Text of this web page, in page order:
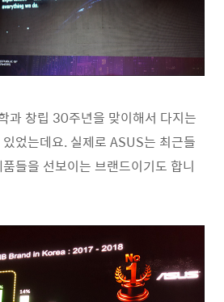
과 창립 30주년을 맞이해서 다지는
었는데요. 실제로 ASUS는 최근들
들을 선보이는 브랜드이기도 합니